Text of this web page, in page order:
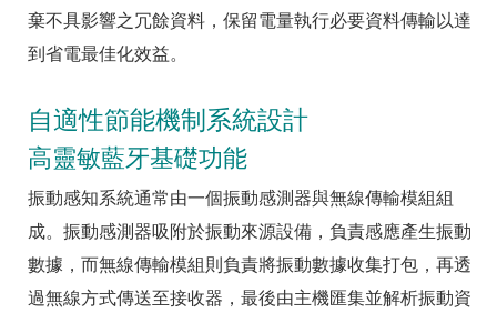
棄不具影響之冗餘資料，保留電量執行必要資料傳輸以達
到省電最佳化效益。
自適性節能機制系統設計
高靈敏藍牙基礎功能
振動感知系統通常由一個振動感測器與無線傳輸模組組
成。振動感測器吸附於振動來源設備，負責感應產生振動
數據，而無線傳輸模組則負責將振動數據收集打包，再透
過無線方式傳送至接收器，最後由主機匯集並解析振動資